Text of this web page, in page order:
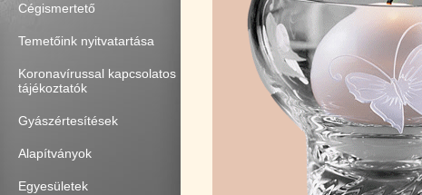
Cégismertető
Temetőink nyitvatartása
Koronavírussal kapcsolatos
tájékoztatók
Gyászértesítések
Alapítványok
Egyesületek